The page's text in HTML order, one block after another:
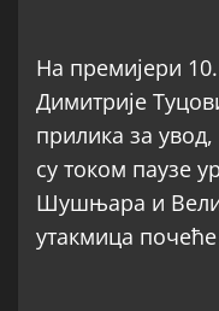
На премијери
Димитрије
прилика за
су током паузе
Шушњара и
утакмица